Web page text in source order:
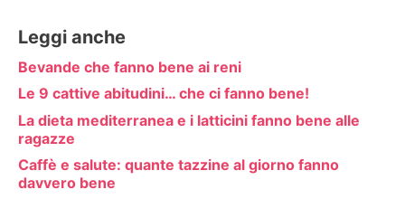
Leggi anche
Bevande che fanno bene ai reni
Le 9 cattive abitudini… che ci fanno bene!
La dieta mediterranea e i latticini fanno bene alle
ragazze
Caffè e salute: quante tazzine al giorno fanno
davvero bene